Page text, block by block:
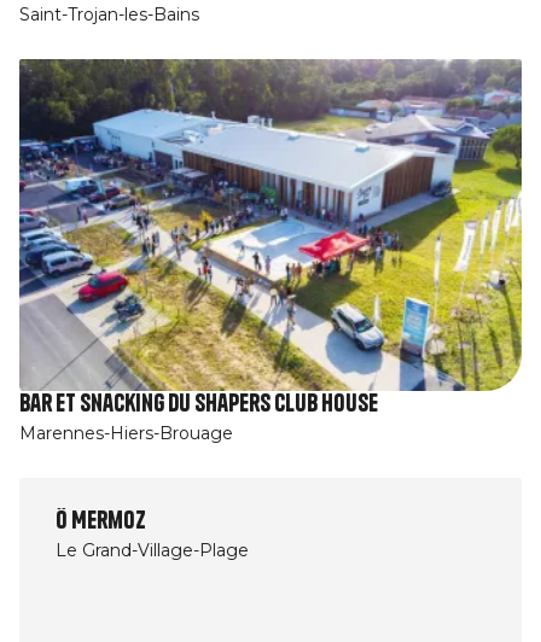
Saint-Trojan-les-Bains
Bar et snacking du Shapers Club House
Marennes-Hiers-Brouage
Ô Mermoz
Le Grand-Village-Plage